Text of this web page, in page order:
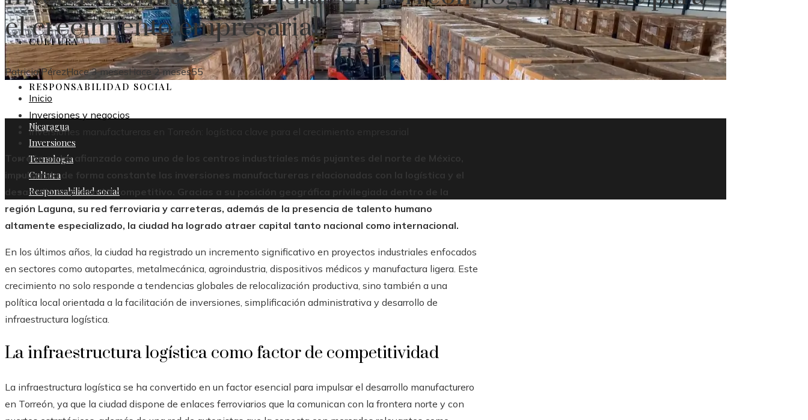
CULTURA
RESPONSABILIDAD SOCIAL
Nicaragua
Inversiones
Tecnología
Cultura
Responsabilidad social
el crecimiento empresarial
Patricia PérezHace 3 mesesHace 2 meses55
Inicio
Inversiones y negocios
Inversiones manufactureras en Torreón: logística clave para el crecimiento empresarial
Torreón se ha afianzado como uno de los centros industriales más pujantes del norte de México,
impulsando de forma constante las inversiones manufactureras relacionadas con la logística y el
desarrollo empresarial competitivo. Gracias a su posición geográfica privilegiada dentro de la
región Laguna, su red ferroviaria y carreteras, además de la presencia de talento humano
altamente especializado, la ciudad ha logrado atraer capital tanto nacional como internacional.
En los últimos años, la ciudad ha registrado un incremento significativo en proyectos industriales enfocados
en sectores como autopartes, metalmecánica, agroindustria, dispositivos médicos y manufactura ligera. Este
crecimiento no solo responde a tendencias globales de relocalización productiva, sino también a una
política local orientada a la facilitación de inversiones, simplificación administrativa y desarrollo de
infraestructura logística.
La infraestructura logística como factor de competitividad
La infraestructura logística se ha convertido en un factor esencial para impulsar el desarrollo manufacturero
en Torreón, ya que la ciudad dispone de enlaces ferroviarios que la comunican con la frontera norte y con